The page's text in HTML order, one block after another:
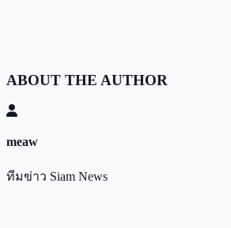
ABOUT THE AUTHOR
meaw
ทีมข่าว Siam News